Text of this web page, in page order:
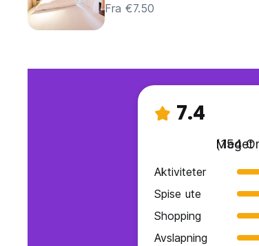
Fra €7.50
7.4
Meget
(154
Aktiviteter
Spise ute
Shopping
Avslapning